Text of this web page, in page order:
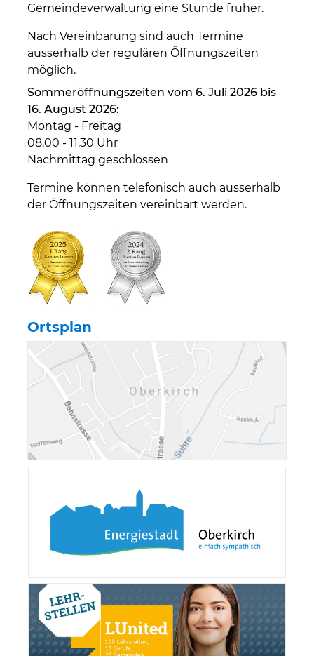
Gemeindeverwaltung eine Stunde früher.
Nach Vereinbarung sind auch Termine
ausserhalb der regulären Öffnungszeiten
möglich.
Sommeröffnungszeiten vom 6. Juli 2026 bis
16. August 2026:
Montag - Freitag
08.00 - 11.30 Uhr
Nachmittag geschlossen
Termine können telefonisch auch ausserhalb
der Öffnungszeiten vereinbart werden.
Ortsplan